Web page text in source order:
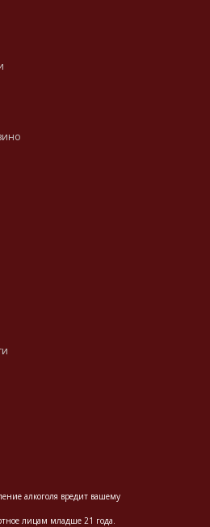
алкоголя вредит вашему
лицам младше 21 года.